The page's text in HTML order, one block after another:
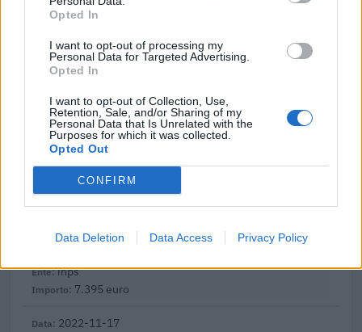
Opted In
I want to opt-out of processing my
Personal Data for Targeted Advertising.
Opted In
I want to opt-out of Collection, Use,
Retention, Sale, and/or Sharing of my
Personal Data that Is Unrelated with the
Purposes for which it was collected.
Opted Out
CONFIRM
Data Deletion Data Access Privacy Policy
indeterminato nel bienni
13.556 euro
esenzioni fiscali e crediti d'imposta adottati a
seguito della crisi economica causata dall'epidemia di
COVID-19 [con mo
agenzia delle entrate
20.449 euro
2022-11-25
per nuove assunzioni/trasformazioni a tempo
inps
7.395 euro
2022-11-17